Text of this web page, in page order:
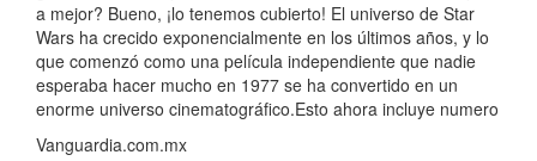
a mejor? Bueno, ¡lo tenemos cubierto! El universo de Star
Wars ha crecido exponencialmente en los últimos años, y lo
que comenzó como una película independiente que nadie
esperaba hacer mucho en 1977 se ha convertido en un
enorme universo cinematográfico.Esto ahora incluye numero
Vanguardia.com.mx